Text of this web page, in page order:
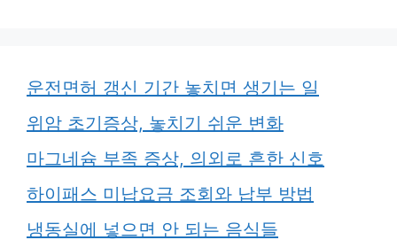
운전면허 갱신 기간 놓치면 생기는 일
위암 초기증상, 놓치기 쉬운 변화
마그네슘 부족 증상, 의외로 흔한 신호
하이패스 미납요금 조회와 납부 방법
냉동실에 넣으면 안 되는 음식들